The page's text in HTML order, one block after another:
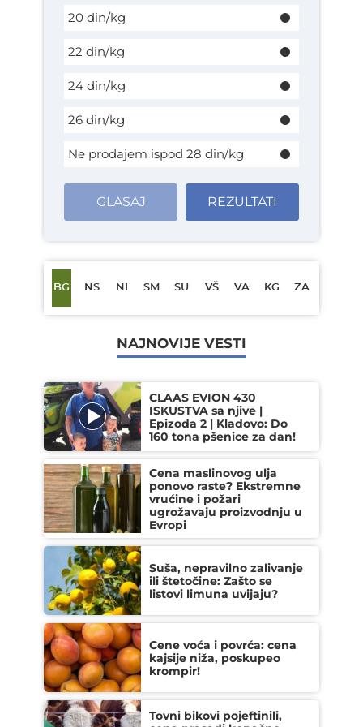
20 din/kg
22 din/kg
24 din/kg
26 din/kg
Ne prodajem ispod 28 din/kg
GLASAJ REZULTATI
BG NS NI SM SU VŠ VA KG ZA
NAJNOVIJE VESTI
CLAAS EVION 430
ISKUSTVA sa njive |
Epizoda 2 | Kladovo: Do
160 tona pšenice za dan!
Cena maslinovog ulja
ponovo raste? Ekstremne
vrućine i požari
ugrožavaju proizvodnju u
Evropi
Suša, nepravilno zalivanje
ili štetočine: Zašto se
listovi limuna uvijaju?
Cene voća i povrća: cena
kajsije niža, poskupeo
krompir!
Tovni bikovi pojeftinili,